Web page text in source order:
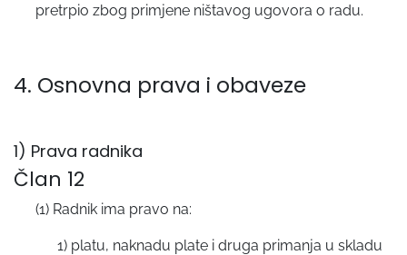
pretrpio zbog primjene ništavog ugovora o radu.
4. Osnovna prava i obaveze
1) Prava radnika
Član 12
(1) Radnik ima pravo na:
1) platu, naknadu plate i druga primanja u skladu